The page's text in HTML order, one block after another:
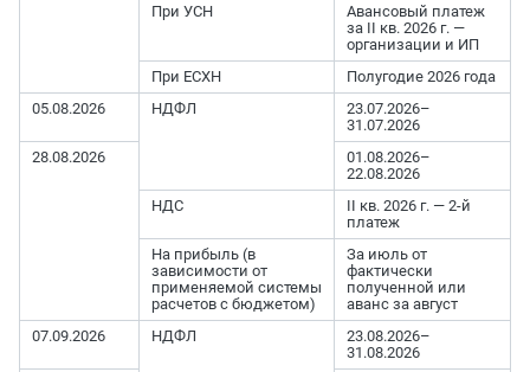
При УСН
Авансовый платеж
за II кв. 2026 г. —
организации и ИП
При ЕСХН
Полугодие 2026 года
05.08.2026
НДФЛ
23.07.2026–
31.07.2026
28.08.2026
01.08.2026–
22.08.2026
НДС
II кв. 2026 г. — 2-й
платеж
На прибыль (в
зависимости от
применяемой системы
расчетов с бюджетом)
За июль от
фактически
полученной или
аванс за август
07.09.2026
НДФЛ
23.08.2026–
31.08.2026